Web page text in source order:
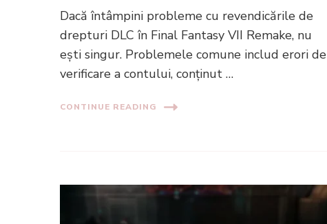
Dacă întâmpini probleme cu revendicările de
drepturi DLC în Final Fantasy VII Remake, nu
ești singur. Problemele comune includ erori de
verificare a contului, conținut …
CONTINUE READING